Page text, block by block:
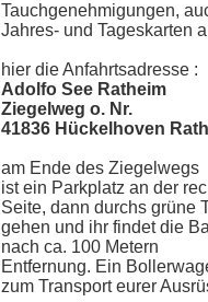
Tauchgenehmigungen,
Jahres- und Tageskarten
hier die Anfahrtsadresse :
Adolfo See Ratheim
Ziegelweg o. Nr.
41836 Hückelhoven
am Ende des Ziegelwegs
ist ein Parkplatz an der
Seite, dann durchs grüne
gehen und ihr findet die
nach ca. 100 Metern
Entfernung. Ein
zum Transport eurer